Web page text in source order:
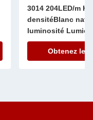
3014 204LED/m
densitéBlanc
luminosité
IP20
Obtenez le